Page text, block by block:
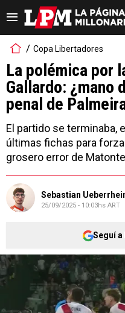
Copa Libertadores
La polémica por
Gallardo: ¿mano
penal de
El partido se terminaba,
últimas fichas para
grosero error de
Sebastian
25/09/2025 - 10:03hs ART
Seguí a